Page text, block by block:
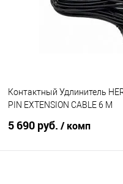
Контактный Удлинитель
PIN EXTENSION CABLE 6 M
5 690 руб. / комп